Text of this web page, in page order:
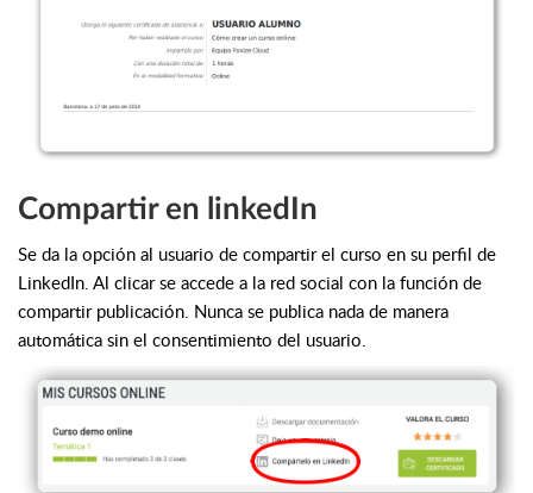
Compartir en linkedIn
Se da la opción al usuario de compartir el curso en su perfil de
LinkedIn. Al clicar se accede a la red social con la función de
compartir publicación. Nunca se publica nada de manera
automática sin el consentimiento del usuario.